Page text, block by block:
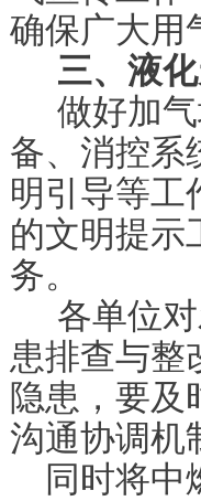
确保广大用
三、液
做好加
备、 消控系
明引导等工
的文明提示
务。
各单位
患排查与整
隐患，要及
沟通协调机
同时将中